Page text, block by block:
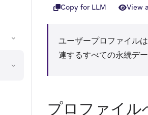
Copy for LLM View
ユーザープロファイル
連するすべての永続デ
プロファイル